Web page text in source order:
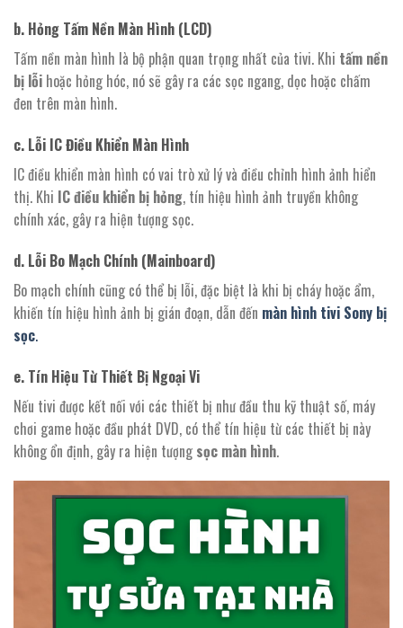
b. Hỏng Tấm Nền Màn Hình (LCD)
Tấm nền màn hình là bộ phận quan trọng nhất của tivi. Khi tấm nền
bị lỗi hoặc hỏng hóc, nó sẽ gây ra các sọc ngang, dọc hoặc chấm
đen trên màn hình.
c. Lỗi IC Điều Khiển Màn Hình
IC điều khiển màn hình có vai trò xử lý và điều chỉnh hình ảnh hiển
thị. Khi IC điều khiển bị hỏng, tín hiệu hình ảnh truyền không
chính xác, gây ra hiện tượng sọc.
d. Lỗi Bo Mạch Chính (Mainboard)
Bo mạch chính cũng có thể bị lỗi, đặc biệt là khi bị cháy hoặc ẩm,
khiến tín hiệu hình ảnh bị gián đoạn, dẫn đến màn hình tivi Sony bị
sọc.
e. Tín Hiệu Từ Thiết Bị Ngoại Vi
Nếu tivi được kết nối với các thiết bị như đầu thu kỹ thuật số, máy
chơi game hoặc đầu phát DVD, có thể tín hiệu từ các thiết bị này
không ổn định, gây ra hiện tượng sọc màn hình.